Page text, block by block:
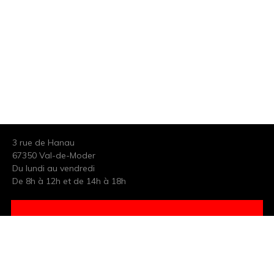
3 rue de Hanau
67350 Val-de-Moder
Du lundi au vendredi
De 8h à 12h et de 14h à 18h